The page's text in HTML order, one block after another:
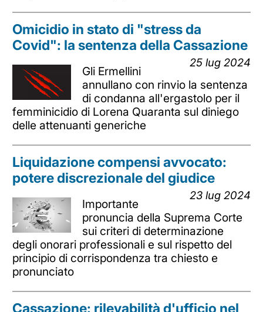
Omicidio in stato di "stress da
Covid": la sentenza della Cassazione
25 lug 2024
Gli Ermellini
annullano con rinvio la sentenza
di condanna all'ergastolo per il
femminicidio di Lorena Quaranta sul diniego
delle attenuanti generiche
Liquidazione compensi avvocato:
potere discrezionale del giudice
23 lug 2024
Importante
pronuncia della Suprema Corte
sui criteri di determinazione
degli onorari professionali e sul rispetto del
principio di corrispondenza tra chiesto e
pronunciato
Cassazione: rilevabilità d'ufficio nel